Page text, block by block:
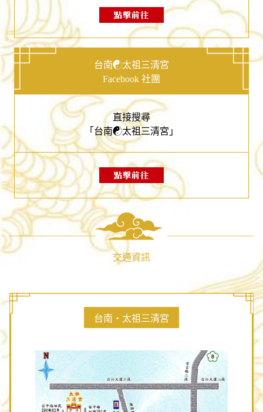
點擊前往
台南☯太祖三清宮
Facebook 社團
直接搜尋
「台南☯太祖三清宮」
點擊前往
交通資訊
台南‧太祖三清宮